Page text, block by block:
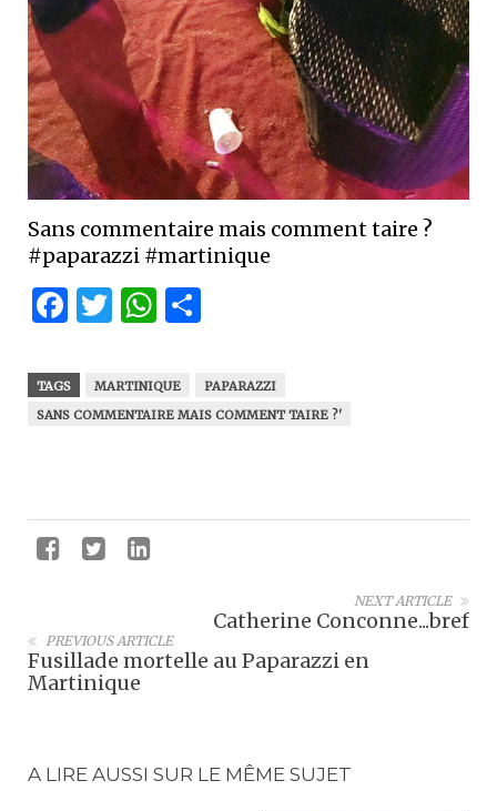
Sans commentaire mais comment taire ?
#paparazzi #martinique
Facebook
Twitter
WhatsApp
TAGS MARTINIQUE
PAPARAZZI
SANS COMMENTAIRE MAIS COMMENT TAIRE ?'
NEXT ARTICLE
Catherine Conconne...bref
PREVIOUS ARTICLE
Fusillade mortelle au Paparazzi en
Martinique
A LIRE AUSSI SUR LE MÊME SUJET